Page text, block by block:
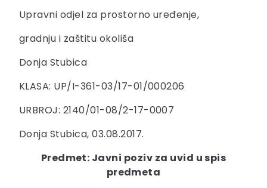
Upravni odjel za prostorno uređenje,
gradnju i zaštitu okoliša
Donja Stubica
KLASA: UP/I-361-03/17-01/000206
URBROJ: 2140/01-08/2-17-0007
Donja Stubica, 03.08.2017.
Predmet: Javni poziv za uvid u spis
predmeta